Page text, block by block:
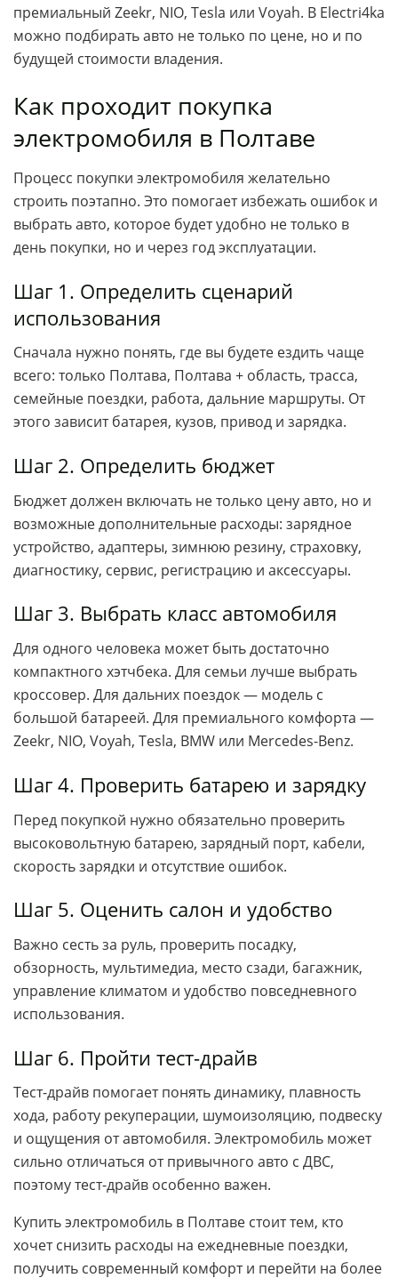
премиальный Zeekr, NIO, Tesla или Voyah. В Electri4ka
можно подбирать авто не только по цене, но и по
будущей стоимости владения.
Как проходит покупка
электромобиля в Полтаве
Процесс покупки электромобиля желательно
строить поэтапно. Это помогает избежать ошибок и
выбрать авто, которое будет удобно не только в
день покупки, но и через год эксплуатации.
Шаг 1. Определить сценарий
использования
Сначала нужно понять, где вы будете ездить чаще
всего: только Полтава, Полтава + область, трасса,
семейные поездки, работа, дальние маршруты. От
этого зависит батарея, кузов, привод и зарядка.
Шаг 2. Определить бюджет
Бюджет должен включать не только цену авто, но и
возможные дополнительные расходы: зарядное
устройство, адаптеры, зимнюю резину, страховку,
диагностику, сервис, регистрацию и аксессуары.
Шаг 3. Выбрать класс автомобиля
Для одного человека может быть достаточно
компактного хэтчбека. Для семьи лучше выбрать
кроссовер. Для дальних поездок — модель с
большой батареей. Для премиального комфорта —
Zeekr, NIO, Voyah, Tesla, BMW или Mercedes-Benz.
Шаг 4. Проверить батарею и зарядку
Перед покупкой нужно обязательно проверить
высоковольтную батарею, зарядный порт, кабели,
скорость зарядки и отсутствие ошибок.
Шаг 5. Оценить салон и удобство
Важно сесть за руль, проверить посадку,
обзорность, мультимедиа, место сзади, багажник,
управление климатом и удобство повседневного
использования.
Шаг 6. Пройти тест-драйв
Тест-драйв помогает понять динамику, плавность
хода, работу рекуперации, шумоизоляцию, подвеску
и ощущения от автомобиля. Электромобиль может
сильно отличаться от привычного авто с ДВС,
поэтому тест-драйв особенно важен.
Купить электромобиль в Полтаве стоит тем, кто
хочет снизить расходы на ежедневные поездки,
получить современный комфорт и перейти на более